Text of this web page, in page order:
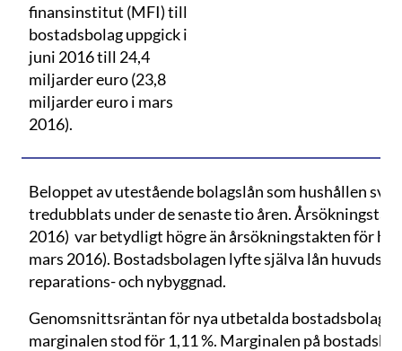
finansinstitut (MFI) till
bostadsbolag uppgick i
juni 2016 till 24,4
miljarder euro (23,8
miljarder euro i mars
2016).
Beloppet av utestående bolagslån som hushållen
tredubblats under de senaste tio åren.
2016) var betydligt högre än årsökningstakten för
mars 2016). Bostadsbolagen lyfte själva lån
reparations- och nybyggnad.
Genomsnittsräntan för nya utbetalda
marginalen stod för 1,11 %. Marginalen på